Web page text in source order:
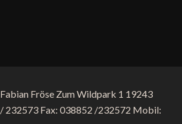
Fröse Zum Wildpark 1 19243
/ 232573 Fax: 038852 /232572 Mobil: